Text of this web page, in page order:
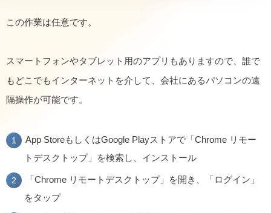
この作業は任意です。
スマートフォンやタブレット用のアプリもありますので、誰で
もどこでもインターネットを介して、会社にあるパソコンの遠
隔操作が可能です。
App StoreもしくはGoogle Playストアで「Chrome リモー
トデスクトップ」を検索し、インストール
「Chrome リモートデスクトップ」を開き、「ログイン」
をタップ